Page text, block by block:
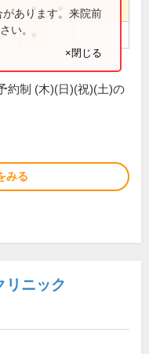
●
あります。来院前
い。
×閉じる
約制 (木)(日)(祝)(土)の
みる
リニック